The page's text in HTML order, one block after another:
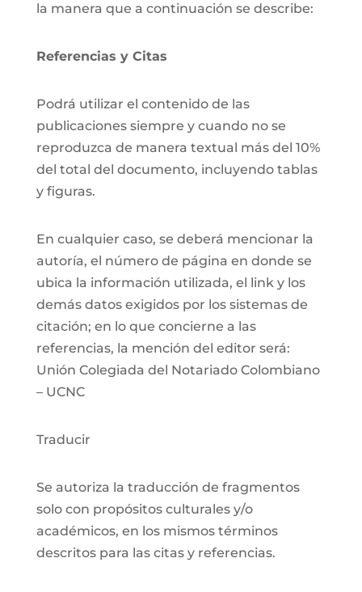
la manera que a continuación se describe:
Referencias y Citas
Podrá utilizar el contenido de las
publicaciones siempre y cuando no se
reproduzca de manera textual más del 10%
del total del documento, incluyendo tablas
y figuras.
En cualquier caso, se deberá mencionar la
autoría, el número de página en donde se
ubica la información utilizada, el link y los
demás datos exigidos por los sistemas de
citación; en lo que concierne a las
referencias, la mención del editor será:
Unión Colegiada del Notariado Colombiano
– UCNC
Traducir
Se autoriza la traducción de fragmentos
solo con propósitos culturales y/o
académicos, en los mismos términos
descritos para las citas y referencias.